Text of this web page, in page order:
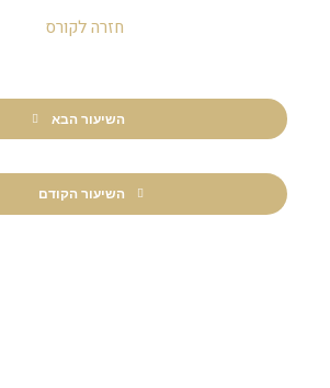
השיעור הקודם
חזרה לקורס
השיעור הבא